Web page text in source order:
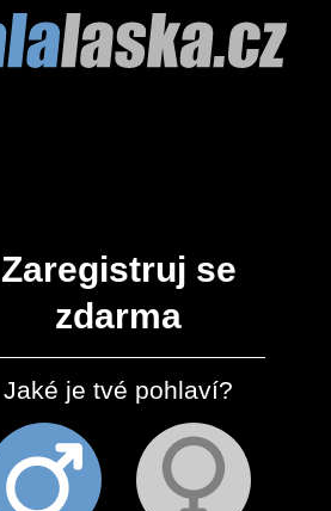
Zaregistruj se
zdarma
Jaké je tvé pohlaví?